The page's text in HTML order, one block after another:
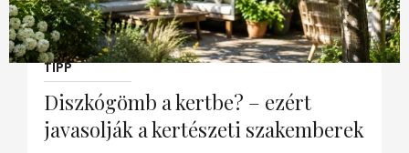
Kert és terasz
HÍRLEVÉL
Diszkógömb a kertbe? – ezért
javasolják a kertészeti szakemberek
2026. augusztus 05.
TIPP